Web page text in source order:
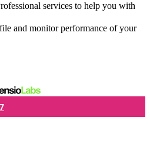
services to help you with
and monitor performance of your